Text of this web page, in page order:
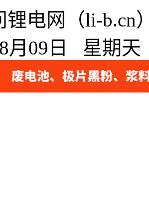
锂电网（li-b.cn
月09日 星期